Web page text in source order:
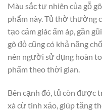
Màu sắc tự nhiên của gỗ
phẩm này. Tủ thờ thường
tạo cảm giác ấm áp, gần
gõ đỏ cũng có khả năng
nên người sử dụng hoàn
phẩm theo thời gian.
Bên cạnh đó, tủ còn được
xà cừ tinh xảo, giúp tăng